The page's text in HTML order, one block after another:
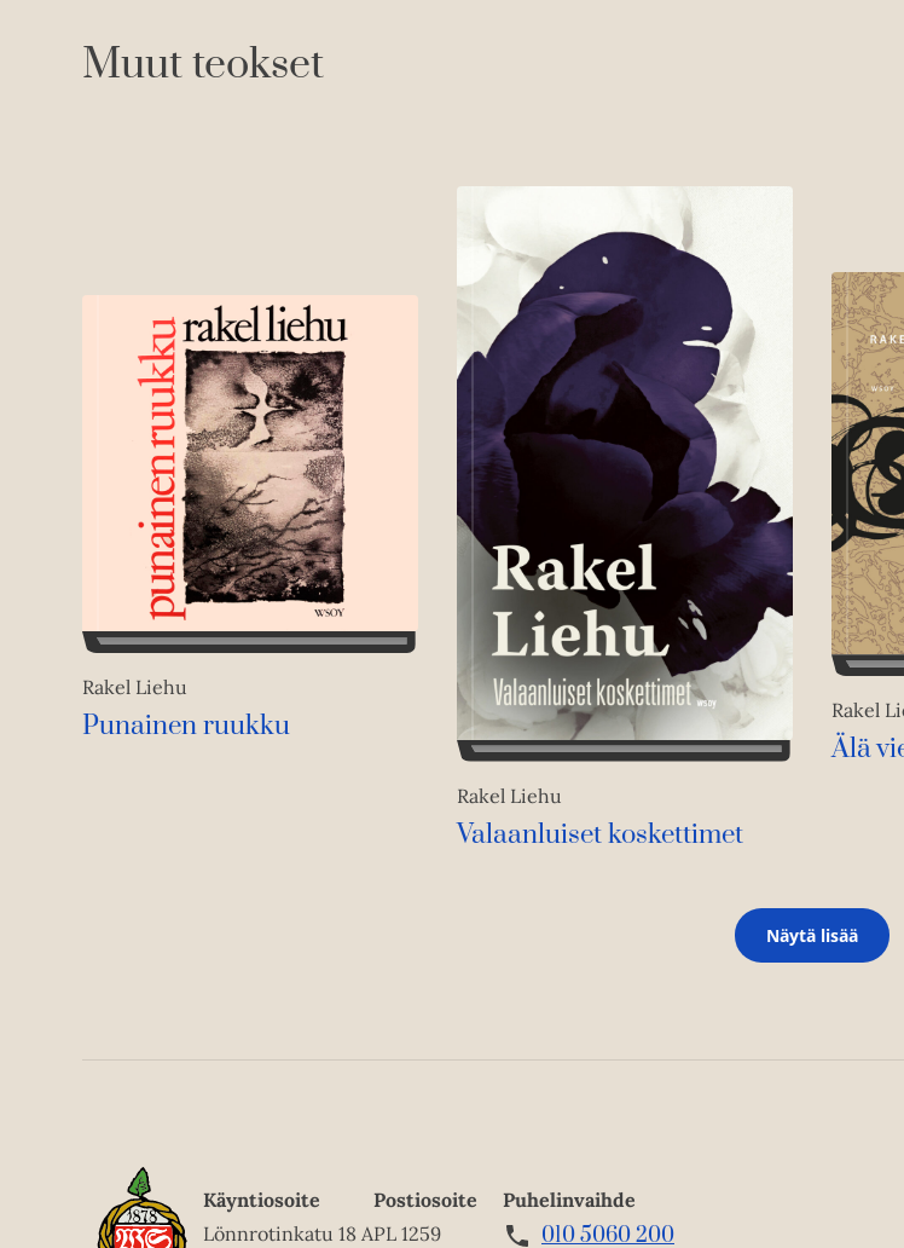
Muut teokset
Rakel Liehu
Punainen ruukku
Rakel Liehu
Valaanluiset koskettimet
Rakel
Älä
Näytä lisää
Käyntiosoite
Lönnrotinkatu 18 A
Postiosoite
PL 1259
Puhelinvaihde
010 5060 200